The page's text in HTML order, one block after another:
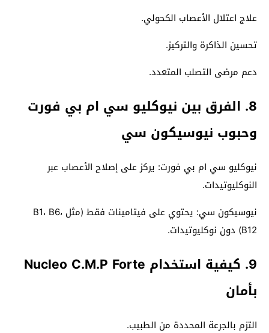
علاج اعتلال الأعصاب الكحولي.
تحسين الذاكرة والتركيز.
دعم مرضى التصلب المتعدد.
8. الفرق بين نيوكليو سي ام بي فورت
وحبوب نيوسيكون سي
نيوكليو سي ام بي فورت: يركز على إصلاح الأعصاب عبر
النوكليوتيدات.
نيوسيكون سي: يحتوي على فيتامينات فقط (مثل B1، B6،
B12) دون نوكليوتيدات.
9. كيفية استخدام Nucleo C.M.P Forte
بأمان
التزم بالجرعة المحددة من الطبيب.